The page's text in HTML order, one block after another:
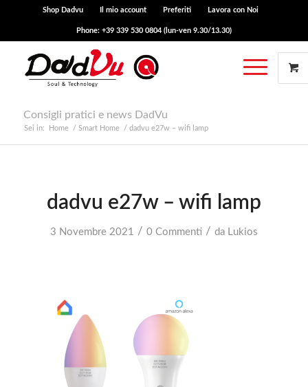
Shop Dadvu Il mio account Preferiti Lavora con Noi
Phone: +39 339 530 0804 (lun-ven 9.30/13.30)
Consigli pratici e news DadVu
Sei in: Home / Smart Home / dadvu e27w – wifi lamp
dadvu e27w – wifi lamp
3 Novembre 2021 / 0 Commenti / da Lukios